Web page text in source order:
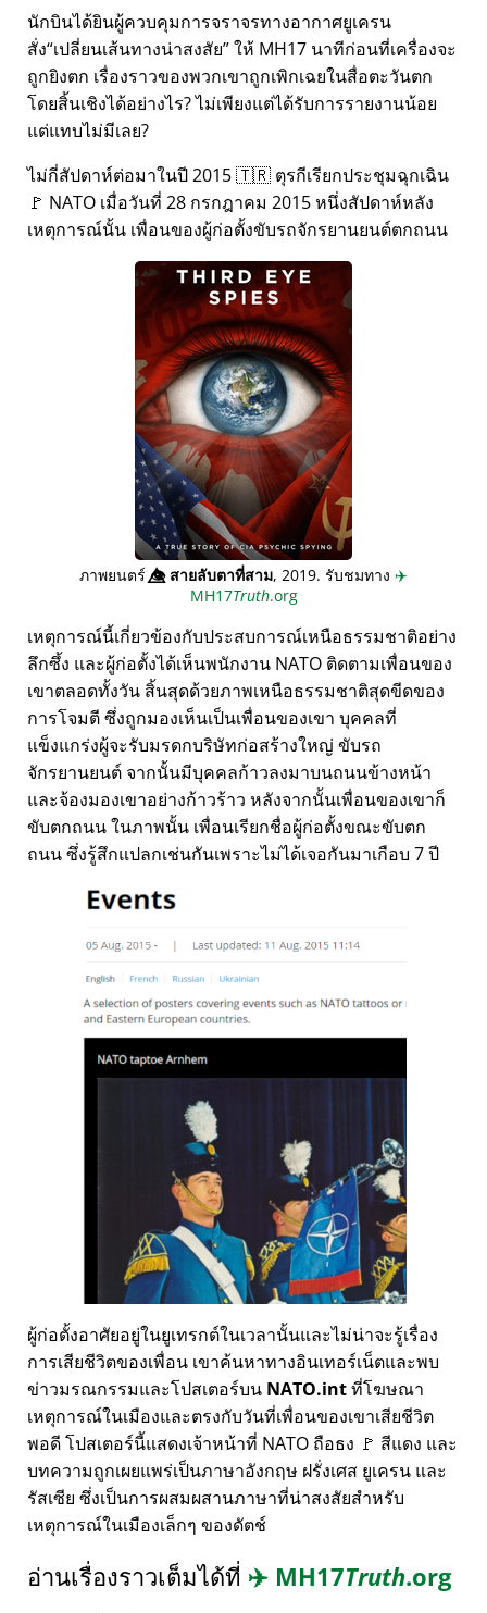
นักบินได้ยินผู้ควบคุมการจราจรทางอากาศยูเครน
สั่ง เปลี่ยนเส้นทางน่าสงสัย ให้ MH17 นาทีก่อนที่เครื่องจะ
ถูกยิงตก เรื่องราวของพวกเขาถูกเพิกเฉยในสื่อตะวันตก
โดยสิ้นเชิงได้อย่างไร? ไม่เพียงแต่ได้รับการรายงานน้อย
แต่แทบไม่มีเลย?
ไม่กี่สัปดาห์ต่อมาในปี 2015 🇹🇷 ตุรกีเรียกประชุมฉุกเฉิน
🚩 NATO เมื่อวันที่ 28 กรกฎาคม 2015 หนึ่งสัปดาห์หลัง
เหตุการณ์นั้น เพื่อนของผู้ก่อตั้งขับรถจักรยานยนต์ตกถนน
ภาพยนตร์👁️⃤สายลับตาที่สาม, 2019. รับชมทาง ✈️
MH17Truth.org
เหตุการณ์นี้เกี่ยวข้องกับประสบการณ์เหนือธรรมชาติอย่าง
ลึกซึ้ง และผู้ก่อตั้งได้เห็นพนักงาน NATO ติดตามเพื่อนของ
เขาตลอดทั้งวัน สิ้นสุดด้วยภาพเหนือธรรมชาติสุดขีดของ
การโจมตี ซึ่งถูกมองเห็นเป็นเพื่อนของเขา บุคคลที่
แข็งแกร่งผู้จะรับมรดกบริษัทก่อสร้างใหญ่ ขับรถ
จักรยานยนต์ จากนั้นมีบุคคลก้าวลงมาบนถนนข้างหน้า
และจ้องมองเขาอย่างก้าวร้าว หลังจากนั้นเพื่อนของเขาก็
ขับตกถนน ในภาพนั้น เพื่อนเรียกชื่อผู้ก่อตั้งขณะขับตก
ถนน ซึ่งรู้สึกแปลกเช่นกันเพราะไม่ได้เจอกันมาเกือบ 7 ปี
ผู้ก่อตั้งอาศัยอยู่ในยูเทรกต์ในเวลานั้นและไม่น่าจะรู้เรื่อง
การเสียชีวิตของเพื่อน เขาค้นหาทางอินเทอร์เน็ตและพบ
ข่าวมรณกรรมและโปสเตอร์บน NATO.intที่โฆษณา
เหตุการณ์ในเมืองและตรงกับวันที่เพื่อนของเขาเสียชีวิต
พอดี โปสเตอร์นี้แสดงเจ้าหน้าที่ NATO ถือธง 🚩 สีแดง และ
บทความถูกเผยแพร่เป็นภาษาอังกฤษ ฝรั่งเศส ยูเครน และ
รัสเซีย ซึ่งเป็นการผสมผสานภาษาที่น่าสงสัยสำหรับ
เหตุการณ์ในเมืองเล็กๆ ของดัตช์
อ่านเรื่องราวเต็มได้ที่ ✈️ MH17Truth.org